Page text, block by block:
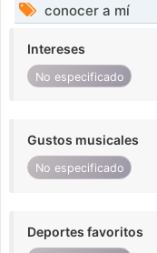
conocer a mí
Intereses
No especificado
Gustos musicales
No especificado
Deportes favoritos